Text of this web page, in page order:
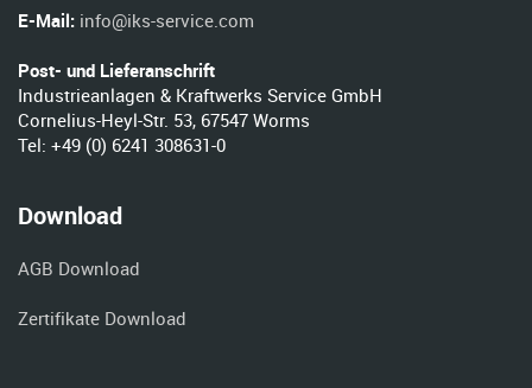
E-Mail: info@iks-service.com
Post- und Lieferanschrift
Industrieanlagen & Kraftwerks Service GmbH
Cornelius-Heyl-Str. 53, 67547 Worms
Tel: +49 (0) 6241 308631-0
Download
AGB Download
Zertifikate Download